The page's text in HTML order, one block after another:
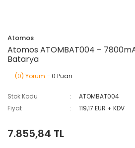
Atomos
Atomos ATOMBAT004 –
Batarya
(0) Yorum - 0 Puan
Stok Kodu
ATOMBAT004
Fiyat
119,17 EUR + KDV
7.855,84 TL